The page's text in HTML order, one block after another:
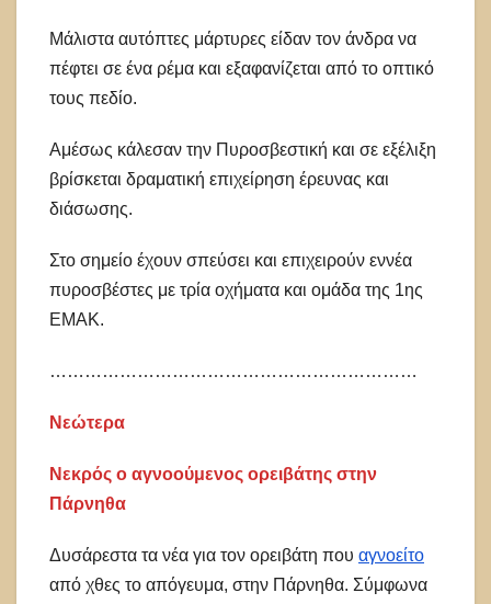
Μάλιστα αυτόπτες μάρτυρες είδαν τον άνδρα να
πέφτει σε ένα ρέμα και εξαφανίζεται από το οπτικό
τους πεδίο.
Αμέσως κάλεσαν την Πυροσβεστική και σε εξέλιξη
βρίσκεται δραματική επιχείρηση έρευνας και
διάσωσης.
Στο σημείο έχουν σπεύσει και επιχειρούν εννέα
πυροσβέστες με τρία οχήματα και ομάδα της 1ης
ΕΜΑΚ.
………………………………………………………
Νεώτερα
Νεκρός ο αγνοούμενος ορειβάτης στην
Πάρνηθα
Δυσάρεστα τα νέα για τον ορειβάτη που αγνοείτο
από χθες το απόγευμα, στην Πάρνηθα. Σύμφωνα